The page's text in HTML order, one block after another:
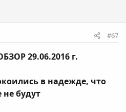
#67
29.06.2016 г.
в надежде, что
не будут